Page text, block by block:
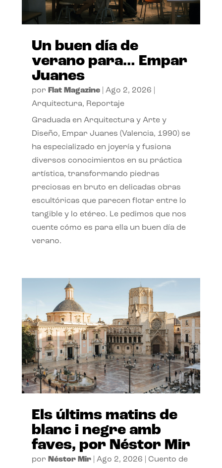
Un buen día de
verano para… Empar
Juanes
por Flat Magazine| Ago 2, 2026
Arquitectura, Reportaje
Graduada en Arquitectura y Arte y
Diseño, Empar Juanes (Valencia, 1990) se
ha especializado en joyería y fusiona
diversos conocimientos en su práctica
artística, transformando piedras
preciosas en bruto en delicadas obras
escultóricas que parecen flotar entre lo
tangible y lo etéreo. Le pedimos que nos
cuente cómo es para ella un buen día de
verano.
Els últims matins de
blanc i negre amb
faves, por Néstor Mir
por Néstor Mir| Ago 2, 2026
Cuento de